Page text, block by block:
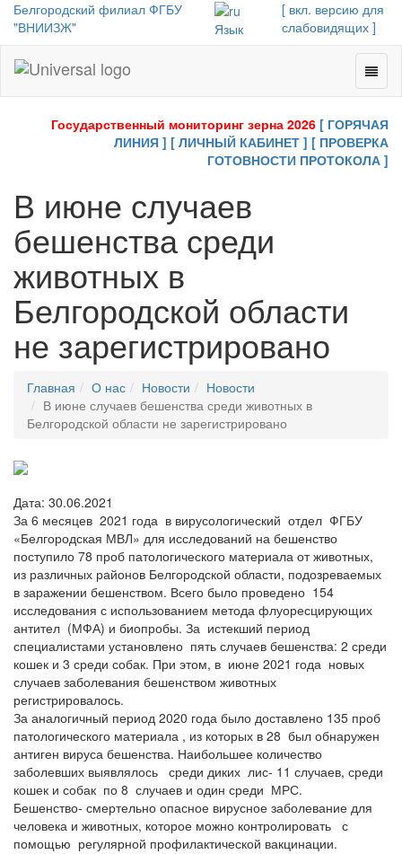
Белгородский филиал ФГБУ
"ВНИИЗЖ"
Язык
[ вкл. версию для
слабовидящих ]
-
Toggle
Государственный мониторинг зерна 2026 [ ГОРЯЧАЯ
ЛИНИЯ ] [ ЛИЧНЫЙ КАБИНЕТ ] [ ПРОВЕРКА
ГОТОВНОСТИ ПРОТОКОЛА ]
В июне случаев
бешенства среди
животных в
Белгородской области
не зарегистрировано
Главная О нас Новости
Новости
В июне случаев бешенства среди животных в
Белгородской области не зарегистрировано
Дата: 30.06.2021
За 6 месяцев 2021 года в вирусологический отдел ФГБУ
«Белгородская МВЛ» для исследований на бешенство
поступило 78 проб патологического материала от животных,
из различных районов Белгородской области, подозреваемых
в заражении бешенством. Всего было проведено 154
исследования с использованием метода флуоресцирующих
антител (МФА) и биопробы. За истекший период
специалистами установлено пять случаев бешенства: 2 среди
кошек и 3 среди собак. При этом, в июне 2021 года новых
случаев заболевания бешенством животных
регистрировалось.
За аналогичный период 2020 года было доставлено 135 проб
патологического материала , из которых в 28 был обнаружен
антиген вируса бешенства. Наибольшее количество
заболевших выявлялось среди диких лис- 11 случаев, среди
кошек и собак по 8 случаев и один среди МРС.
Бешенство- смертельно опасное вирусное заболевание для
человека и животных, которое можно контролировать с
помощью регулярной профилактической вакцинации.